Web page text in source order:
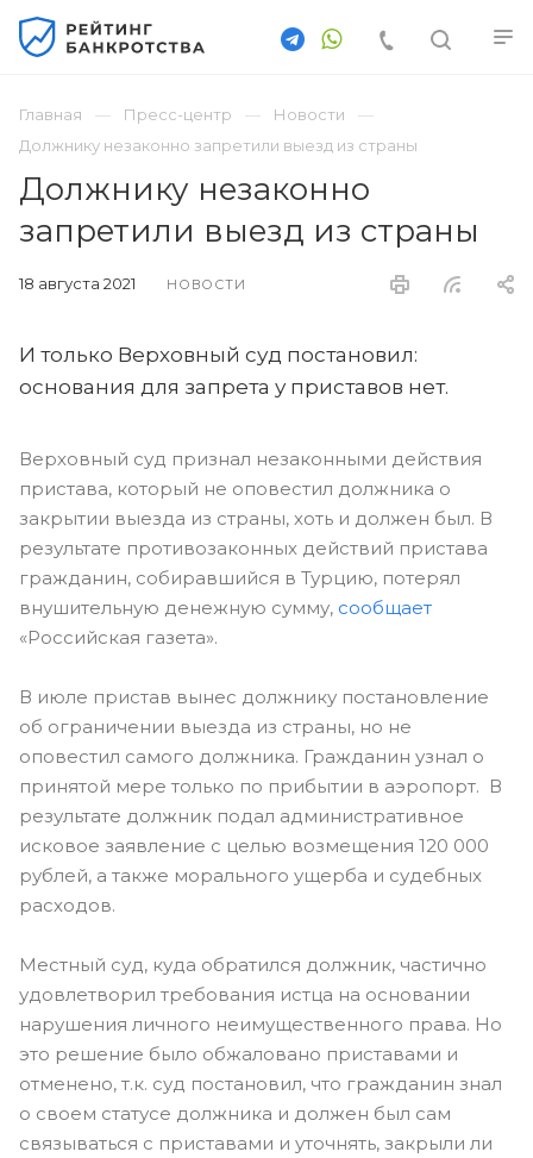
Главная Пресс-центр
Новости
Должнику незаконно запретили выезд из страны
Должнику незаконно
запретили выезд из страны
18 августа 2021 НОВОСТИ
И только Верховный суд постановил:
основания для запрета у приставов нет.
Верховный суд признал незаконными действия
пристава, который не оповестил должника о
закрытии выезда из страны, хоть и должен был. В
результате противозаконных действий пристава
гражданин, собиравшийся в Турцию, потерял
внушительную денежную сумму, сообщает
«Российская газета».
В июле пристав вынес должнику постановление
об ограничении выезда из страны, но не
оповестил самого должника. Гражданин узнал о
принятой мере только по прибытии в аэропорт. В
результате должник подал административное
исковое заявление с целью возмещения 120 000
рублей, а также морального ущерба и судебных
расходов.
Местный суд, куда обратился должник, частично
удовлетворил требования истца на основании
нарушения личного неимущественного права. Но
это решение было обжаловано приставами и
отменено, т.к. суд постановил, что гражданин знал
о своем статусе должника и должен был сам
связываться с приставами и уточнять, закрыли ли